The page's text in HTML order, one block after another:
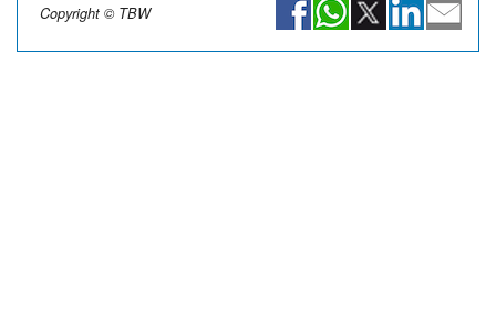
Copyright © TBW